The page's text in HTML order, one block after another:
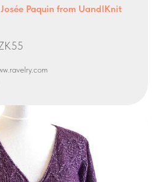
Paquin from UandIKnit